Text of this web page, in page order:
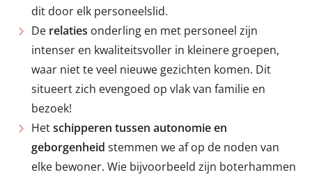
dit door elk personeelslid.
De relaties onderling en met personeel zijn
intenser en kwaliteitsvoller in kleinere groepen,
waar niet te veel nieuwe gezichten komen. Dit
situeert zich evengoed op vlak van familie en
bezoek!
Hetschipperen tussen autonomie en
geborgenheid stemmen we af op de noden van
elke bewoner. Wie bijvoorbeeld zijn boterhammen